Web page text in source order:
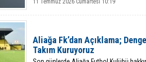
11 Temmuz 2026 Cumartesi 10:19
Aliağa Fk’dan Açıklama;
Takım Kuruyoruz